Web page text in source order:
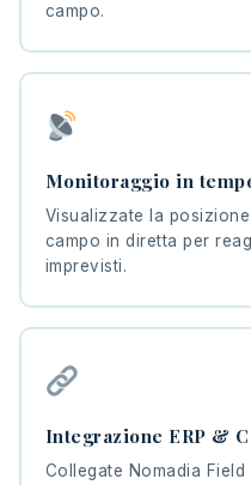
campo.
Monitoraggio in
Visualizzate la
campo in diretta per
imprevisti.
Integrazione ERP &
Collegate Nomadia